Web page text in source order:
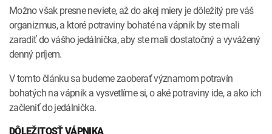
Možno však presne neviete, až do akej miery je dôležitý pre váš
organizmus, a ktoré potraviny bohaté na vápnik by ste mali
zaradiť do vášho jedálnička, aby ste mali dostatočný a vyvážený
denný príjem.
V tomto článku sa budeme zaoberať významom potravín
bohatých na vápnik a vysvetlíme si, o aké potraviny ide, a ako ich
začleniť do jedálnička.
DÔLEŽITOSŤ VÁPNIKA